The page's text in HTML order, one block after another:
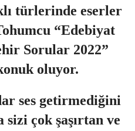
türlerinde eserler
“Edebiyat
Sorular 2022”
oluyor.
ses getirmediğini
sizi çok şaşırtan ve